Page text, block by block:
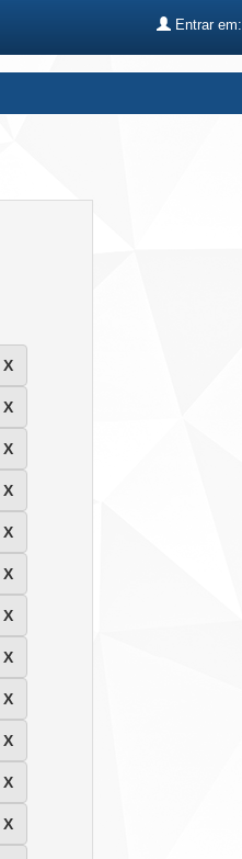
Entrar em: